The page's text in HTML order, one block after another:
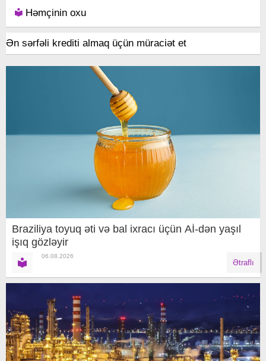
Həmçinin oxu
Ən sərfəli krediti almaq üçün müraciət et
Braziliya toyuq əti və bal ixracı üçün Aİ-dən yaşıl
işıq gözləyir
06.08.2026
Ətraflı